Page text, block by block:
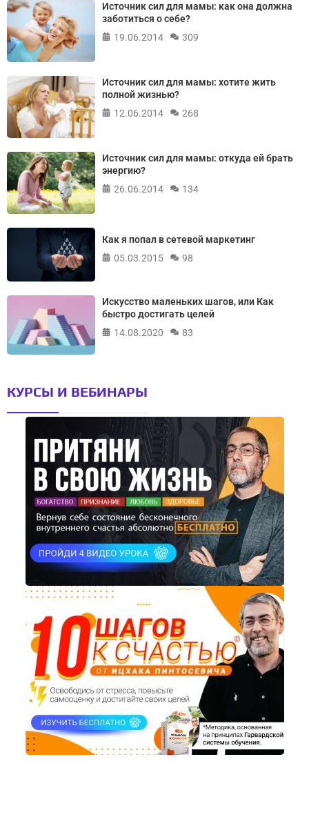
Источник сил для мамы: как она должна
заботиться о себе?
19.06.2014
309
Источник сил для мамы: хотите жить
полной жизнью?
12.06.2014
268
Источник сил для мамы: откуда ей брать
энергию?
26.06.2014
134
Как я попал в сетевой маркетинг
05.03.2015
98
Искусство маленьких шагов, или Как
быстро достигать целей
14.08.2020
83
КУРСЫ И ВЕБИНАРЫ